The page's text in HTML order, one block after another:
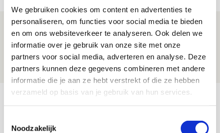
We gebruiken cookies om content en advertenties te
personaliseren, om functies voor social media te bieden
en om ons websiteverkeer te analyseren. Ook delen we
informatie over je gebruik van onze site met onze
partners voor social media, adverteren en analyse. Deze
partners kunnen deze gegevens combineren met andere
informatie die je aan ze hebt verstrekt of die ze hebben
verzameld op basis van je gebruik van hun services.
Noodzakelijk
Spelen bij Jong Ajax of Ajax 1? Dat
maakt Abdalla ‘geen reet’ uit
08 AUGUSTUS 2026 - 10:04
NIEUWS
Bekijk meer